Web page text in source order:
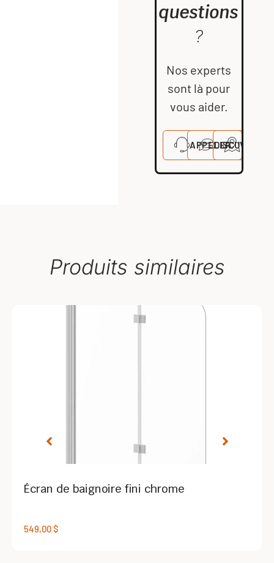
questions
?
Nos experts
sont là pour
vous aider.
APPELERDISCUTERVISITER
Produits similaires
Écran de baignoire fini chrome
549,00$